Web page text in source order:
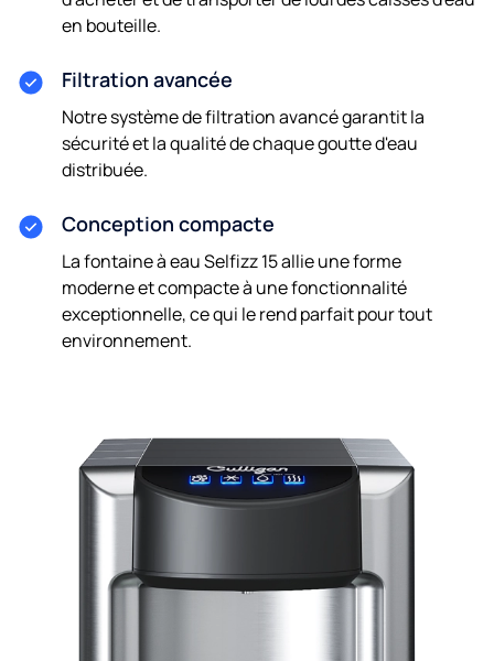
en bouteille.
Filtration avancée
Notre système de filtration avancé garantit la
sécurité et la qualité de chaque goutte d'eau
distribuée.
Conception compacte
La fontaine à eau Selfizz 15 allie une forme
moderne et compacte à une fonctionnalité
exceptionnelle, ce qui le rend parfait pour tout
environnement.